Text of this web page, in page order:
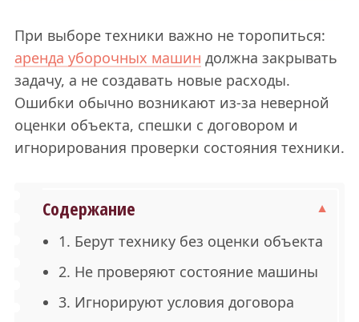
При выборе техники важно не торопиться:
аренда уборочных машин должна закрывать
задачу, а не создавать новые расходы.
Ошибки обычно возникают из-за неверной
оценки объекта, спешки с договором и
игнорирования проверки состояния техники.
Содержание
1. Берут технику без оценки объекта
2. Не проверяют состояние машины
3. Игнорируют условия договора